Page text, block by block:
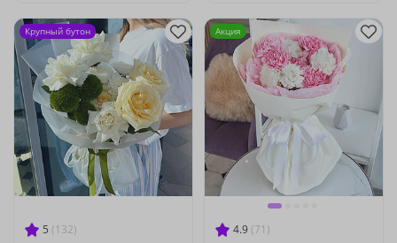
5 (132)
Крупный бутон
4.9 (71)
Акция